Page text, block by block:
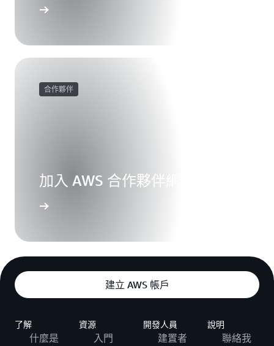
合作夥伴
加入 AWS 合作夥伴網路
建立 AWS 帳戶
了解
什麼是
資源
入門
開發人員
建置者
說明
聯絡我